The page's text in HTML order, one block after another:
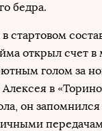
бедра.
стартовом
открыл счет в
голом за
в
он